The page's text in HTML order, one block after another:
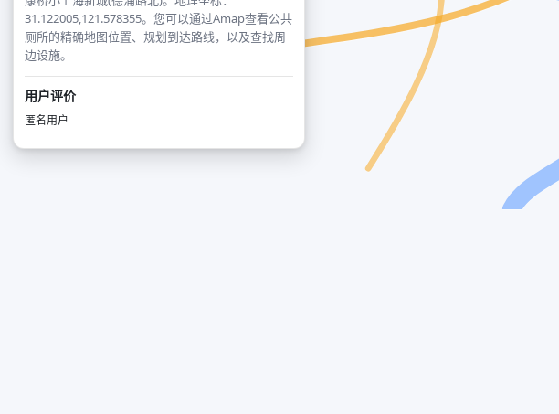
31.122005,121.578355。您可以通过Amap查看公共
厕所的精确地图位置、规划到达路线，以及查找周
边设施。
用户评价
匿名用户